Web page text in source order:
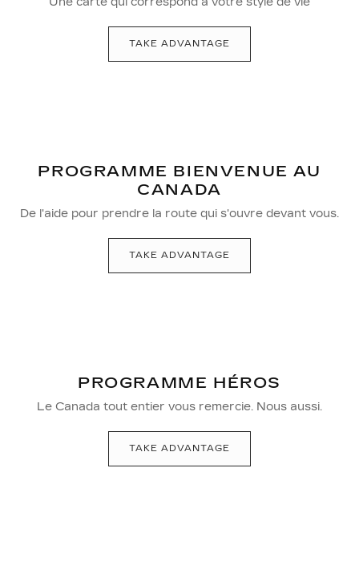
TAKE ADVANTAGE
PROGRAMME BIENVENUE AU
CANADA
De l'aide pour prendre la route qui s'ouvre devant vous.
TAKE ADVANTAGE
PROGRAMME HÉROS
Le Canada tout entier vous remercie. Nous aussi.
TAKE ADVANTAGE